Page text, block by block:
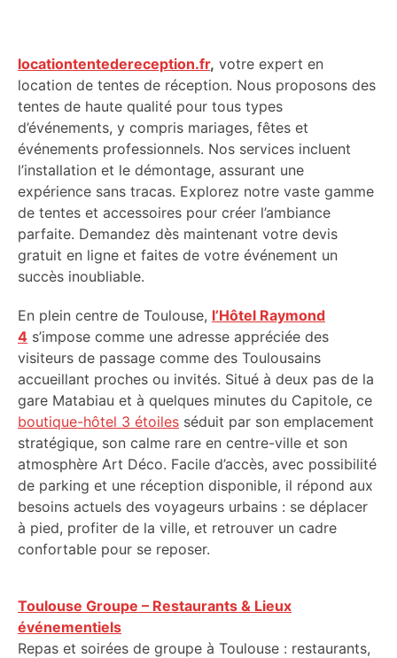
locationtentedereception.fr, votre expert en
location de tentes de réception. Nous proposons des
tentes de haute qualité pour tous types
d’événements, y compris mariages, fêtes et
événements professionnels. Nos services incluent
l’installation et le démontage, assurant une
expérience sans tracas. Explorez notre vaste gamme
de tentes et accessoires pour créer l’ambiance
parfaite. Demandez dès maintenant votre devis
gratuit en ligne et faites de votre événement un
succès inoubliable.
En plein centre de Toulouse, l’Hôtel Raymond
4 s’impose comme une adresse appréciée des
visiteurs de passage comme des Toulousains
accueillant proches ou invités. Situé à deux pas de la
gare Matabiau et à quelques minutes du Capitole, ce
boutique-hôtel 3 étoiles séduit par son emplacement
stratégique, son calme rare en centre-ville et son
atmosphère Art Déco. Facile d’accès, avec possibilité
de parking et une réception disponible, il répond aux
besoins actuels des voyageurs urbains : se déplacer
à pied, profiter de la ville, et retrouver un cadre
confortable pour se reposer.
Toulouse Groupe – Restaurants & Lieux
événementiels
Repas et soirées de groupe à Toulouse : restaurants,